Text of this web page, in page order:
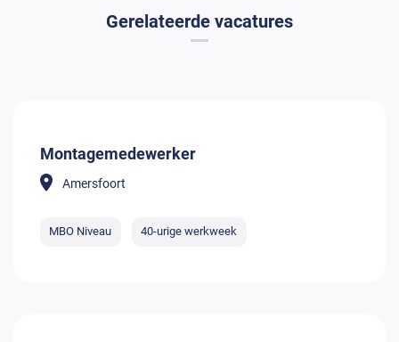
Gerelateerde vacatures
Montagemedewerker
Amersfoort
MBO Niveau 40-urige werkweek